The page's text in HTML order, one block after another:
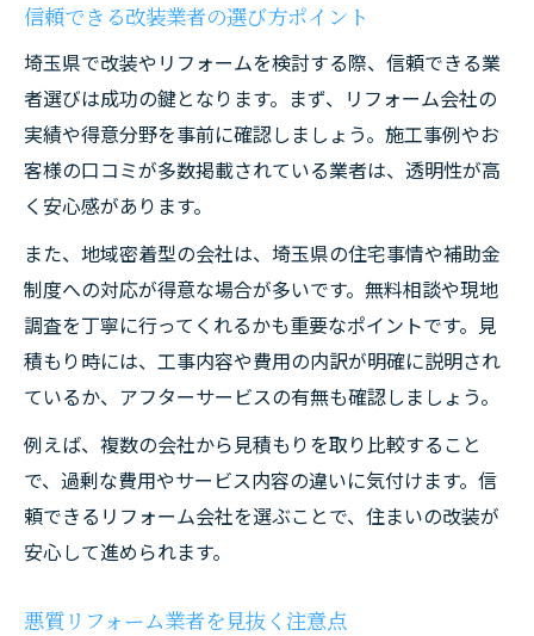
信頼できる改装業者の選び方ポイント
埼玉県で改装やリフォームを検討する際、信頼できる業
者選びは成功の鍵となります。まず、リフォーム会社の
実績や得意分野を事前に確認しましょう。施工事例やお
客様の口コミが多数掲載されている業者は、透明性が高
く安心感があります。
また、地域密着型の会社は、埼玉県の住宅事情や補助金
制度への対応が得意な場合が多いです。無料相談や現地
調査を丁寧に行ってくれるかも重要なポイントです。見
積もり時には、工事内容や費用の内訳が明確に説明され
ているか、アフターサービスの有無も確認しましょう。
例えば、複数の会社から見積もりを取り比較すること
で、過剰な費用やサービス内容の違いに気付けます。信
頼できるリフォーム会社を選ぶことで、住まいの改装が
安心して進められます。
悪質リフォーム業者を見抜く注意点